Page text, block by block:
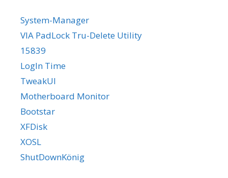
System-Manager
VIA PadLock Tru-Delete Utility
15839
LogIn Time
TweakUI
Motherboard Monitor
Bootstar
XFDisk
XOSL
ShutDownKönig